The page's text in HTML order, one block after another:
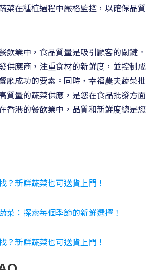
菜在種植過程中嚴格監控，以確保品質
飲業中，食品質量是吸引顧客的關鍵。
供應商，注重食材的新鮮度，並控制成
廳成功的要素。同時，幸福農夫蔬菜批
質量的蔬菜供應，是您在食品批發方面
香港的餐飲業中，品質和新鮮度總是您
？新鮮蔬菜也可送貨上門！
菜：探索每個季節的新鮮選擇！
？新鮮蔬菜也可送貨上門！